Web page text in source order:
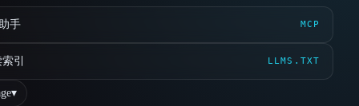
手 MCP
引 LLMS.TXT
▾